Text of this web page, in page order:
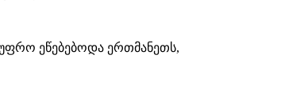
ეწებებოდა ერთმანეთს,